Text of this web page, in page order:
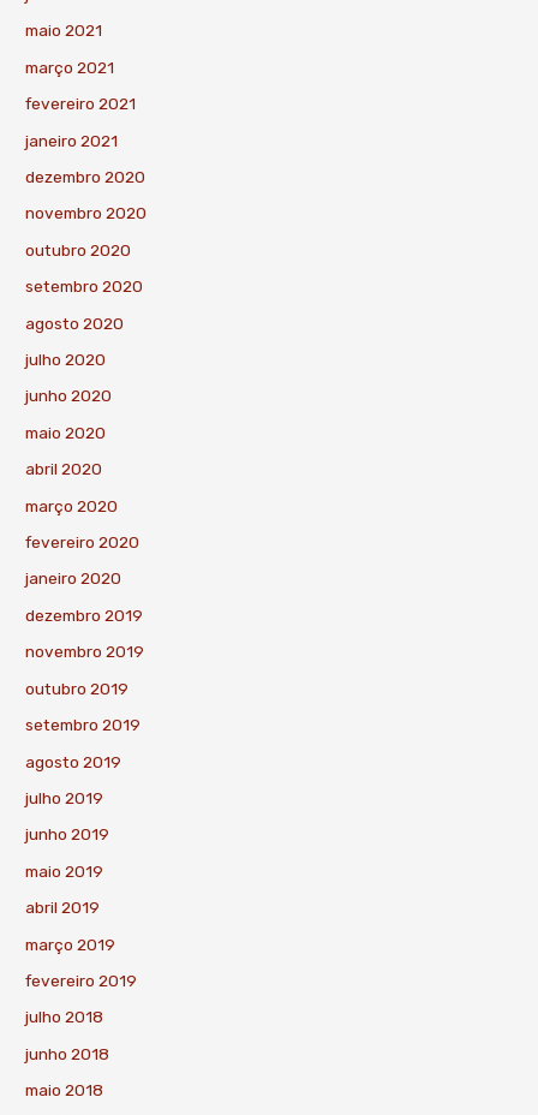
maio 2021
março 2021
fevereiro 2021
janeiro 2021
dezembro 2020
novembro 2020
outubro 2020
setembro 2020
agosto 2020
julho 2020
junho 2020
maio 2020
abril 2020
março 2020
fevereiro 2020
janeiro 2020
dezembro 2019
novembro 2019
outubro 2019
setembro 2019
agosto 2019
julho 2019
junho 2019
maio 2019
abril 2019
março 2019
fevereiro 2019
julho 2018
junho 2018
maio 2018